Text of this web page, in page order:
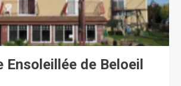
Ensoleillée de Beloeil